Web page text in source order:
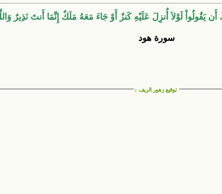
لَوْلاَ أُنزِلَ عَلَيْهِ كَنزٌ أَوْ جَاءَ مَعَهُ مَلَكٌ إِنَّمَا أَنتَ نَذِيرٌ
سورة هود
توقيع زهور الريف :